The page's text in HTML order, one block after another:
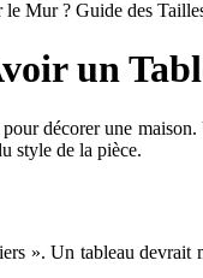
un
décorer une
style de la pièce.
». Un tableau